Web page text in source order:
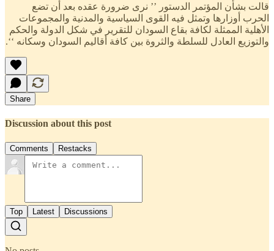
قالت بشأن المؤتمر الدستور ’’ نرى ضرورة عقده بعد أن تضع
الحرب أوزارها وتمثل فيه القوى السياسية والمدنية والمجموعات
الأهلية الممثلة لكافة بقاع السودان للتقرير في شكل الدولة والحكم
والتوزيع العادل للسلطة والثروة بين كافة أقاليم السودان وسكانه ‘‘.
Share
Discussion about this post
Comments Restacks
Top Latest Discussions